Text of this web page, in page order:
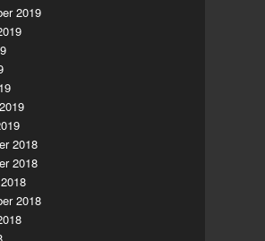
2019
2018
2018
2018